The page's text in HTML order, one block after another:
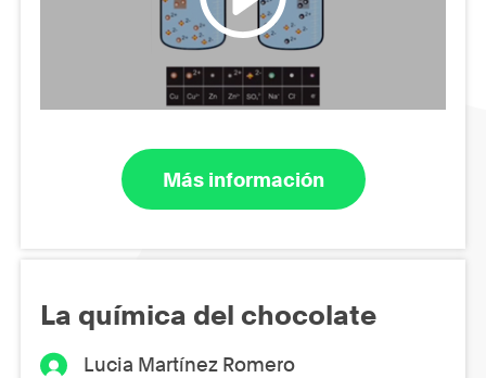
Más información
La química del chocolate
Lucia Martínez Romero